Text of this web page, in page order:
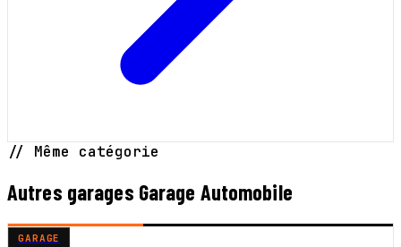
// Même catégorie
Autres garages Garage Automobile
GARAGE